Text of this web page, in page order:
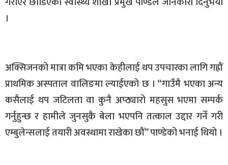
।
अक्सिजनको मात्रा कमि भएका केहीलाई थप उपचारका लागि गह्रौं
प्राथमिक अस्पताल वालिङमा ल्याईएको छ । “गाउँमै भएका अन्य
कसैलाई थप जटिलता वा कुनै अप्ठ्यारो महसुस भएमा सम्पर्क
गर्नुहुन्छ र हामीले जुनसुकै बेला भएपनि तत्काल उद्दार गर्ने गरी
एम्बुलेन्सलाई तयारी अवस्थामा राखेका छौं” पाण्डेको भनाई थियो ।